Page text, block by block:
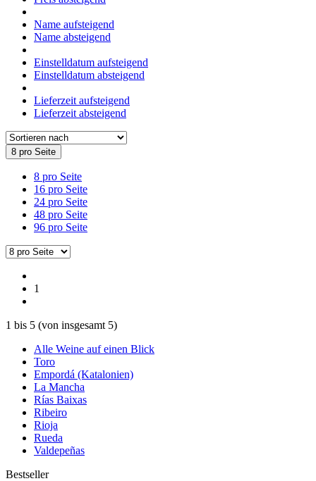
Name aufsteigend
Name absteigend
Einstelldatum aufsteigend
Einstelldatum absteigend
Lieferzeit aufsteigend
Lieferzeit absteigend
8 pro Seite
8 pro Seite
16 pro Seite
24 pro Seite
48 pro Seite
96 pro Seite
1
1 bis 5 (von insgesamt 5)
Alle Weine auf einen Blick
Toro
Empordá (Katalonien)
La Mancha
Rías Baixas
Ribeiro
Rioja
Rueda
Valdepeñas
Bestseller